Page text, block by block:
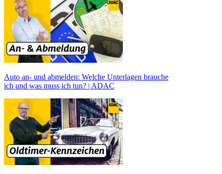
Auto an- und abmelden: Welche Unterlagen brauche
ich und was muss ich tun? | ADAC